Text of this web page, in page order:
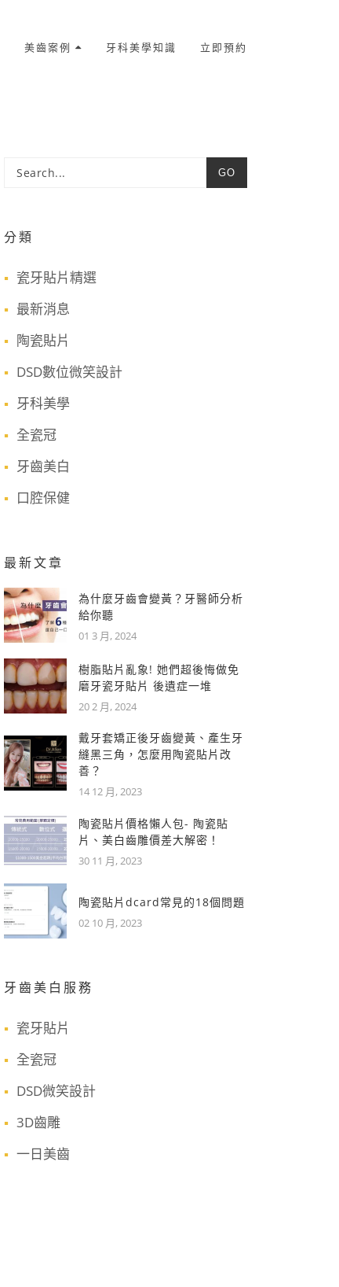
美齒案例 牙科美學知識 立即預約
GO
分類
瓷牙貼片精選
最新消息
陶瓷貼片
DSD數位微笑設計
牙科美學
全瓷冠
牙齒美白
口腔保健
最新文章
為什麼牙齒會變黃？牙醫師分析
給你聽
01 3 月, 2024
樹脂貼片亂象! 她們超後悔做免
磨牙瓷牙貼片 後遺症一堆
20 2 月, 2024
戴牙套矯正後牙齒變黃、產生牙
縫黑三角，怎麼用陶瓷貼片改
善？
14 12 月, 2023
陶瓷貼片價格懶人包- 陶瓷貼
片、美白齒雕價差大解密！
30 11 月, 2023
陶瓷貼片dcard常見的18個問題
02 10 月, 2023
牙齒美白服務
瓷牙貼片
全瓷冠
DSD微笑設計
3D齒雕
一日美齒